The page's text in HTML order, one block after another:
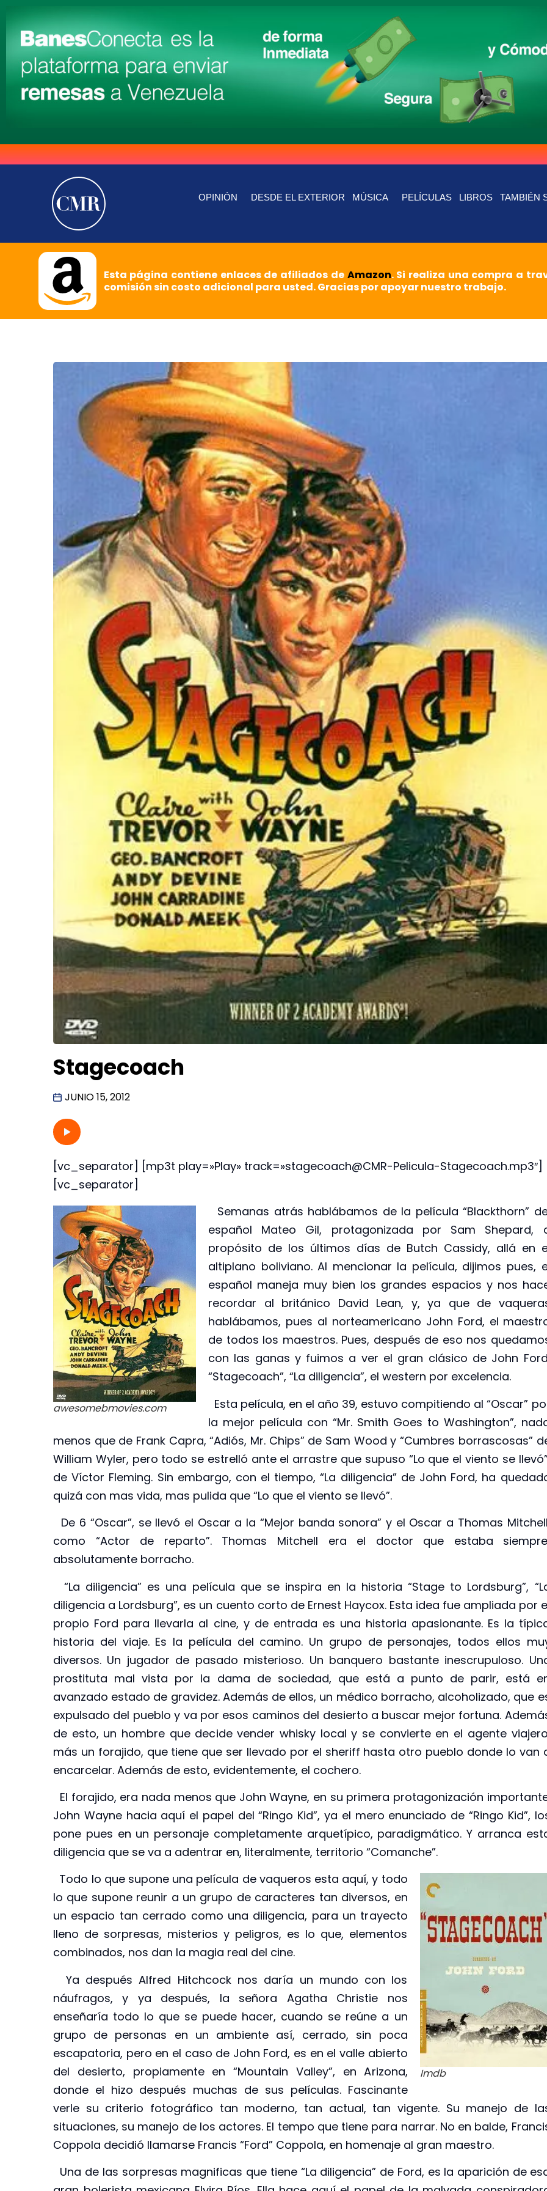
OPINIÓN DESDE EL EXTERIOR MÚSICA PELÍCULAS LIBROS TAMBIÉN
Esta página contiene enlaces de afiliados de Amazon. Si realiza una compra a
comisión sin costo adicional para usted. Gracias por apoyar nuestro trabajo.
Stagecoach
JUNIO 15, 2012
[vc_separator] [mp3t play=»Play» track=»stagecoach@CMR-Pelicula-Stagecoach.mp3″]
[vc_separator]
awesomebmovies.com
Semanas atrás hablábamos de la película “Blackthorn”
español Mateo Gil, protagonizada por Sam Shepard,
propósito de los últimos días de Butch Cassidy, allá en
altiplano boliviano. Al mencionar la película, dijimos pues,
español maneja muy bien los grandes espacios y nos
recordar al británico David Lean, y, ya que de
hablábamos, pues al norteamericano John Ford, el
de todos los maestros. Pues, después de eso nos
con las ganas y fuimos a ver el gran clásico de John
“Stagecoach”, “La diligencia”, el western por excelencia.
Esta película, en el año 39, estuvo compitiendo al “Oscar”
la mejor película con “Mr. Smith Goes to Washington”,
menos que de Frank Capra, “Adiós, Mr. Chips” de Sam Wood y “Cumbres borrascosas”
William Wyler, pero todo se estrelló ante el arrastre que supuso “Lo que el viento se
de Víctor Fleming. Sin embargo, con el tiempo, “La diligencia” de John Ford, ha
quizá con mas vida, mas pulida que “Lo que el viento se llevó”.
De 6 “Oscar”, se llevó el Oscar a la “Mejor banda sonora” y el Oscar a Thomas
como “Actor de reparto”. Thomas Mitchell era el doctor que estaba
absolutamente borracho.
“La diligencia” es una película que se inspira en la historia “Stage to Lordsburg”,
diligencia a Lordsburg”, es un cuento corto de Ernest Haycox. Esta idea fue ampliada por
propio Ford para llevarla al cine, y de entrada es una historia apasionante. Es la
historia del viaje. Es la película del camino. Un grupo de personajes, todos ellos
diversos. Un jugador de pasado misterioso. Un banquero bastante inescrupuloso.
prostituta mal vista por la dama de sociedad, que está a punto de parir, está
avanzado estado de gravidez. Además de ellos, un médico borracho, alcoholizado, que
expulsado del pueblo y va por esos caminos del desierto a buscar mejor fortuna.
de esto, un hombre que decide vender whisky local y se convierte en el agente
más un forajido, que tiene que ser llevado por el sheriff hasta otro pueblo donde lo van
encarcelar. Además de esto, evidentemente, el cochero.
El forajido, era nada menos que John Wayne, en su primera protagonización
John Wayne hacia aquí el papel del “Ringo Kid”, ya el mero enunciado de “Ringo Kid”,
pone pues en un personaje completamente arquetípico, paradigmático. Y arranca
diligencia que se va a adentrar en, literalmente, territorio “Comanche”.
Imdb
Todo lo que supone una película de vaqueros esta aquí, y todo
lo que supone reunir a un grupo de caracteres tan diversos, en
un espacio tan cerrado como una diligencia, para un trayecto
lleno de sorpresas, misterios y peligros, es lo que, elementos
combinados, nos dan la magia real del cine.
Ya después Alfred Hitchcock nos daría un mundo con los
náufragos, y ya después, la señora Agatha Christie nos
enseñaría todo lo que se puede hacer, cuando se reúne a un
grupo de personas en un ambiente así, cerrado, sin poca
escapatoria, pero en el caso de John Ford, es en el valle abierto
del desierto, propiamente en “Mountain Valley”, en Arizona,
donde el hizo después muchas de sus películas. Fascinante
verle su criterio fotográfico tan moderno, tan actual, tan vigente. Su manejo de
situaciones, su manejo de los actores. El tempo que tiene para narrar. No en balde,
Coppola decidió llamarse Francis “Ford” Coppola, en homenaje al gran maestro.
Una de las sorpresas magnificas que tiene “La diligencia” de Ford, es la aparición de